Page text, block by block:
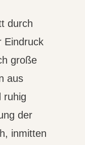
durch
Eindruck
große
aus
ruhig
der
inmitten